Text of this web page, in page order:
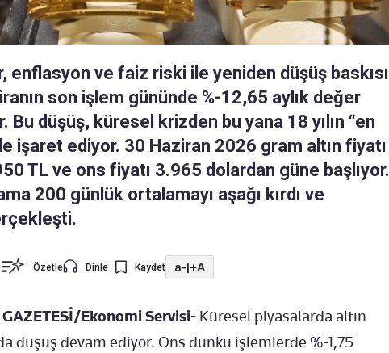
ve faiz riski ile yeniden düşüş baskısı
son işlem gününde %-12,65 aylık değer
Bu düşüş, küresel krizden bu yana 18 yılın “en
işaret ediyor. 30 Haziran 2026 gram altın fiyatı
TL ve ons fiyatı 3.965 dolardan güne başlıyor.
200 günlük ortalamayı aşağı kırdı ve
Özetle Dinle Kaydet a-|+A
GAZETESİ/Ekonomi Servisi- Küresel piyasalarda altın
düşüş devam ediyor. Ons dünkü işlemlerde %-1,75